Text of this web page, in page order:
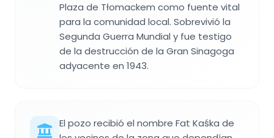
Plaza de Tłomackem como fuente vital
para la comunidad local. Sobrevivió la
Segunda Guerra Mundial y fue testigo
de la destrucción de la Gran Sinagoga
adyacente en 1943.
El pozo recibió el nombre Fat Kaśka de